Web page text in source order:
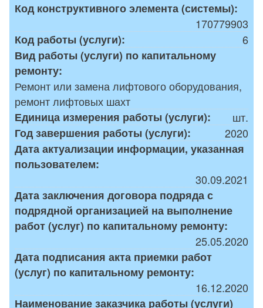
Код конструктивного элемента (системы):
170779903
Код работы (услуги):
6
Вид работы (услуги) по капитальному
ремонту:
Ремонт или замена лифтового оборудования,
ремонт лифтовых шахт
Единица измерения работы (услуги):
шт.
Год завершения работы (услуги):
2020
Дата актуализации информации, указанная
пользователем:
30.09.2021
Дата заключения договора подряда с
подрядной организацией на выполнение
работ (услуг) по капитальному ремонту:
25.05.2020
Дата подписания акта приемки работ
(услуг) по капитальному ремонту:
16.12.2020
Наименование заказчика работы (услуги)